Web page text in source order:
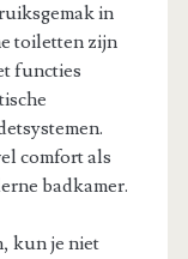
in
toiletten zijn
functies
comfort als
badkamer.
kun je niet